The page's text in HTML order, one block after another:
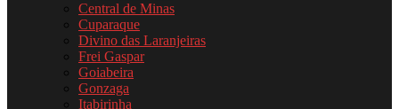
Central de Minas
Cuparaque
Divino das Laranjeiras
Frei Gaspar
Goiabeira
Gonzaga
Itabirinha